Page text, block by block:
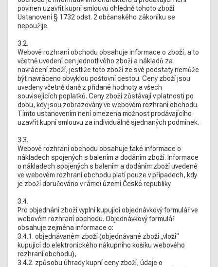
povinen uzavřít kupní smlouvu ohledně tohoto zboží.
Ustanovení § 1732 odst. 2 občanského zákoníku se
nepoužije.
3.2.
Webové rozhraní obchodu obsahuje informace o zboží, a to
včetně uvedení cen jednotlivého zboží a nákladů za
navrácení zboží, jestliže toto zboží ze své podstaty nemůže
být navráceno obvyklou poštovní cestou. Ceny zboží jsou
uvedeny včetně daně z přidané hodnoty a všech
souvisejících poplatků. Ceny zboží zůstávají v platnosti po
dobu, kdy jsou zobrazovány ve webovém rozhraní obchodu.
Tímto ustanovením není omezena možnost prodávajícího
uzavřít kupní smlouvu za individuálně sjednaných podmínek.
3.3.
Webové rozhraní obchodu obsahuje také informace o
nákladech spojených s balením a dodáním zboží. Informace
o nákladech spojených s balením a dodáním zboží uvedené
ve webovém rozhraní obchodu platí pouze v případech, kdy
je zboží doručováno v rámci území České republiky.
3.4.
Pro objednání zboží vyplní kupující objednávkový formulář ve
webovém rozhraní obchodu. Objednávkový formulář
obsahuje zejména informace o:
3.4.1. objednávaném zboží (objednávané zboží „vloží“
kupující do elektronického nákupního košíku webového
rozhraní obchodu),
3.4.2. způsobu úhrady kupní ceny zboží, údaje o